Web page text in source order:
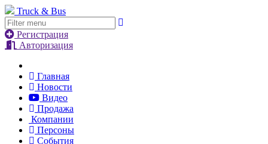
Truck & Bus
Регистрация
Авторизация
Главная
Новости
Видео
Продажа
Компании
Персоны
События